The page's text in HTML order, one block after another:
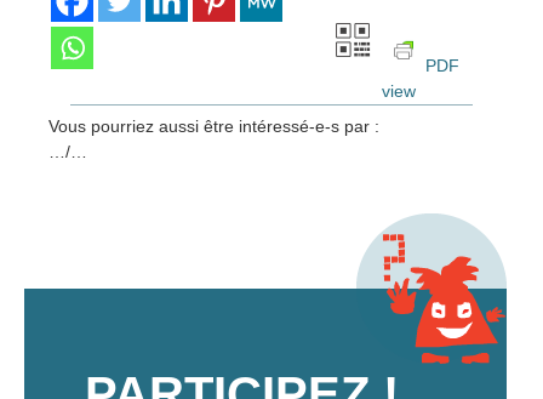
PDF
view
Vous pourriez aussi être intéressé-e-s par :
…/…